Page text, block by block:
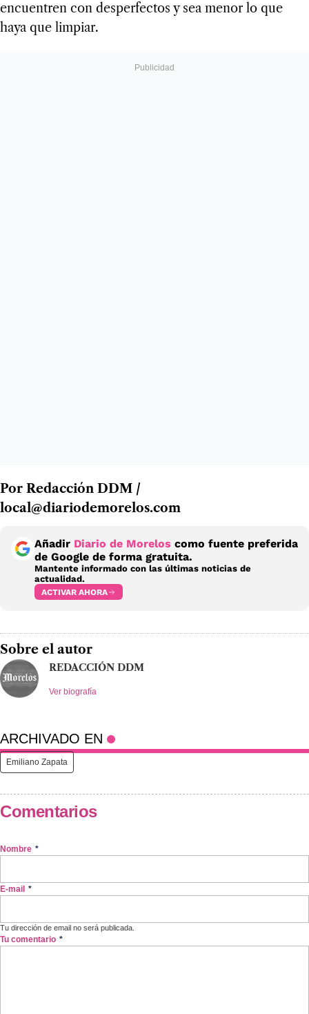
encuentren con desperfectos y sea menor lo que
haya que limpiar.
Por Redacción DDM /
local@diariodemorelos.com
Añadir Diario de Morelos como fuente preferida
de Google de forma gratuita.
Mantente informado con las últimas noticias de
actualidad.
ACTIVAR AHORA
Sobre el autor
REDACCIÓN DDM
Ver biografía
ARCHIVADO EN
Emiliano Zapata
Comentarios
Nombre *
E-mail *
Tu dirección de email no será publicada.
Tu comentario *